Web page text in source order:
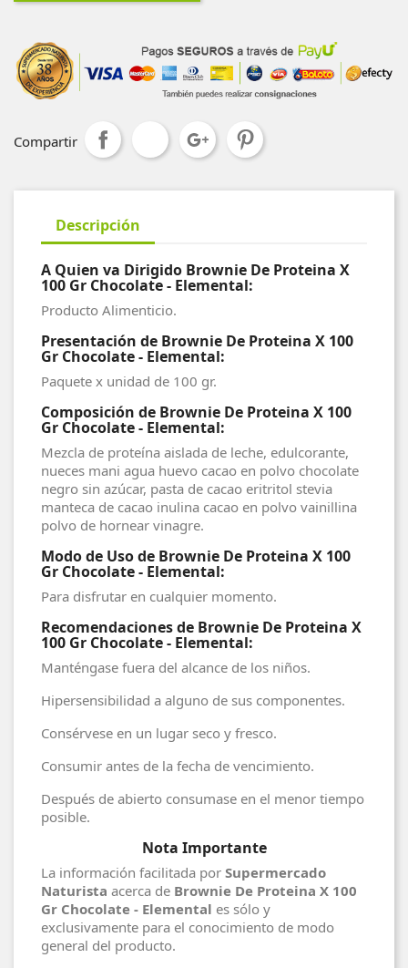
Compartir
Descripción
A Quien va Dirigido Brownie De Proteina X
100 Gr Chocolate - Elemental:
Producto Alimenticio.
Presentación de Brownie De Proteina X 100
Gr Chocolate - Elemental:
Paquete x unidad de 100 gr.
Composición de Brownie De Proteina X 100
Gr Chocolate - Elemental:
Mezcla de proteína aislada de leche, edulcorante,
nueces mani agua huevo cacao en polvo chocolate
negro sin azúcar, pasta de cacao eritritol stevia
manteca de cacao inulina cacao en polvo vainillina
polvo de hornear vinagre.
Modo de Uso de Brownie De Proteina X 100
Gr Chocolate - Elemental:
Para disfrutar en cualquier momento.
Recomendaciones de Brownie De Proteina X
100 Gr Chocolate - Elemental:
Manténgase fuera del alcance de los niños.
Hipersensibilidad a alguno de sus componentes.
Consérvese en un lugar seco y fresco.
Consumir antes de la fecha de vencimiento.
Después de abierto consumase en el menor tiempo
posible.
Nota Importante
La información facilitada por Supermercado
Naturista acerca de Brownie De Proteina X 100
Gr Chocolate - Elemental es sólo y
exclusivamente para el conocimiento de modo
general del producto.